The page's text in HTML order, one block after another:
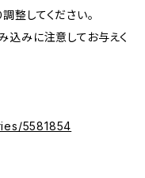
整してください。
込みに注意してお与えく
5581854